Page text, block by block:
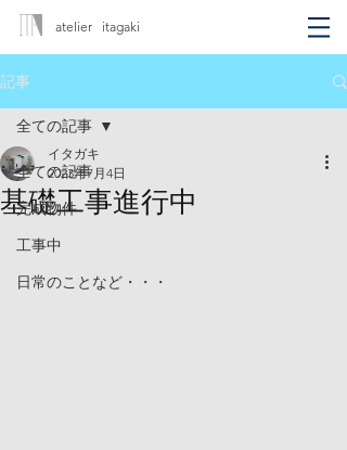
atelier itagaki
記事
全ての記事
完成物件
工事中
日常のことなど・・・
全ての記事
基礎工事進行中
イタガキ
2023年7月4日